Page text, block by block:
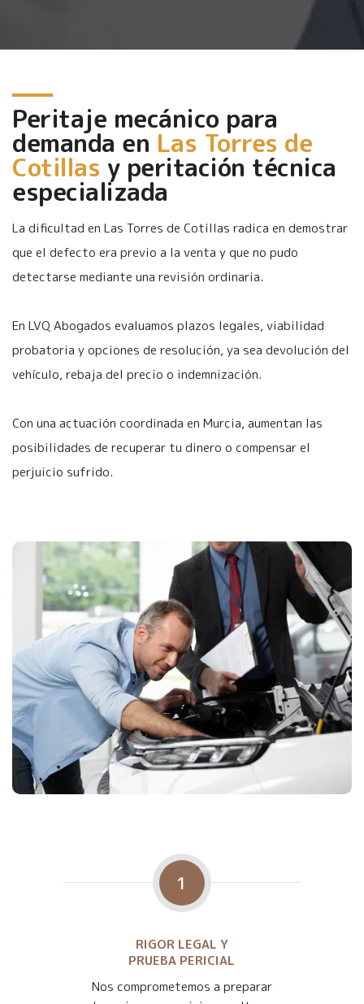
Peritaje mecánico para
demanda en Las Torres de
Cotillas y peritación técnica
especializada
La dificultad en Las Torres de Cotillas radica en demostrar
que el defecto era previo a la venta y que no pudo
detectarse mediante una revisión ordinaria.
En LVQ Abogados evaluamos plazos legales, viabilidad
probatoria y opciones de resolución, ya sea devolución del
vehículo, rebaja del precio o indemnización.
Con una actuación coordinada en Murcia, aumentan las
posibilidades de recuperar tu dinero o compensar el
perjuicio sufrido.
1
RIGOR LEGAL Y
PRUEBA PERICIAL
Nos comprometemos a preparar